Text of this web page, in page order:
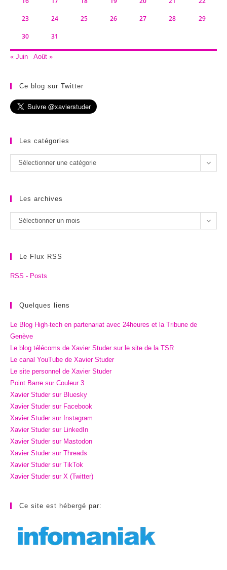
23 24 25 26 27 28 29
30 31
« Juin Août »
Ce blog sur Twitter
Les catégories
Les
catégories
Sélectionner une catégorie
Les archives
Les
archives
Sélectionner un mois
Le Flux RSS
RSS - Posts
Quelques liens
Le Blog High-tech en partenariat avec 24heures et la Tribune de
Genève
Le blog télécoms de Xavier Studer sur le site de la TSR
Le canal YouTube de Xavier Studer
Le site personnel de Xavier Studer
Point Barre sur Couleur 3
Xavier Studer sur Bluesky
Xavier Studer sur Facebook
Xavier Studer sur Instagram
Xavier Studer sur LinkedIn
Xavier Studer sur Mastodon
Xavier Studer sur Threads
Xavier Studer sur TikTok
Xavier Studer sur X (Twitter)
Ce site est hébergé par: